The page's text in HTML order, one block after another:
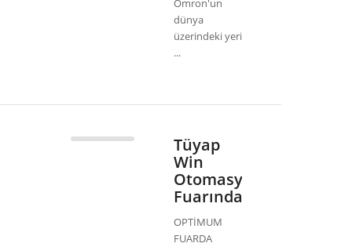
Omron'un
dünya
üzerindeki yeri
...
Tüyap
Win
Otomasyon
Fuarındaydık
OPTİMUM
FUARDA